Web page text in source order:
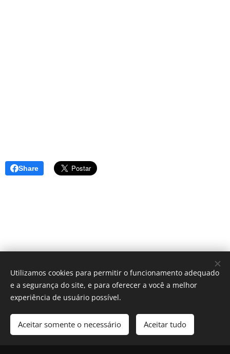
Share
Cookies
Utilizamos cookies para permitir o funcionamento adequado
e a segurança do site, e para oferecer a você a melhor
experiência de usuário possível.
Aceitar somente o necessário Aceitar tudo